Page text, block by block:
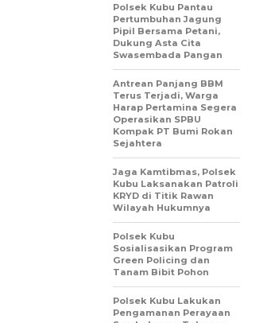
Polsek Kubu Pantau
Pertumbuhan Jagung
Pipil Bersama Petani,
Dukung Asta Cita
Swasembada Pangan
Antrean Panjang BBM
Terus Terjadi, Warga
Harap Pertamina Segera
Operasikan SPBU
Kompak PT Bumi Rokan
Sejahtera
Jaga Kamtibmas, Polsek
Kubu Laksanakan Patroli
KRYD di Titik Rawan
Wilayah Hukumnya
Polsek Kubu
Sosialisasikan Program
Green Policing dan
Tanam Bibit Pohon
Polsek Kubu Lakukan
Pengamanan Perayaan